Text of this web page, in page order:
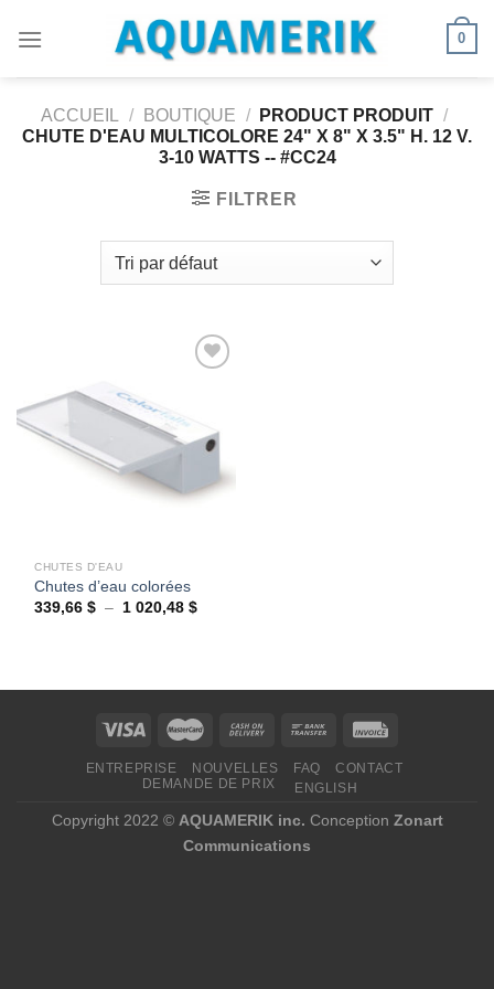
0
ACCUEIL / BOUTIQUE / PRODUCT PRODUIT /
CHUTE D'EAU MULTICOLORE 24" X 8" X 3.5" H. 12 V.
3-10 WATTS -- #CC24
FILTRER
Ajouter
à la
wishlist
CHUTES D'EAU
Chutes d’eau colorées
339,66$ – 1 020,48$Plage
020,48 $
ENTREPRISE NOUVELLES FAQ
CONTACT
DEMANDE DE PRIX
ENGLISH
Copyright 2022 © AQUAMERIK inc. Conception Zonart
Communications